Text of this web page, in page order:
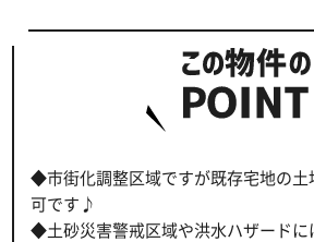
◆市街化調整区域ですが既存宅地の土
可です♪
◆土砂災害警戒区域や洪水ハザードに